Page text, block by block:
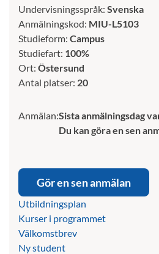
Undervisningsspråk: Svenska
Anmälningskod: MIU-L5103
Studieform: Campus
Studiefart: 100%
Ort: Östersund
Antal platser: 20
Anmälan:Sista anmälningsdag
Du kan göra en sen
Gör en sen anmälan
Utbildningsplan
Kurser i programmet
Välkomstbrev
Ny student